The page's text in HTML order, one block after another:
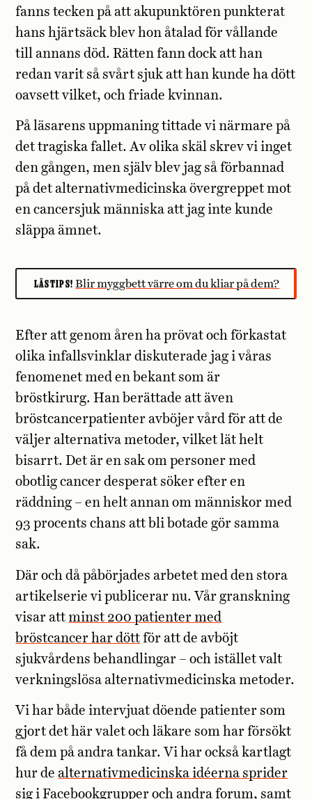
fanns tecken på att akupunktören punkterat
hans hjärtsäck blev hon åtalad för vållande
till annans död. Rätten fann dock att han
redan varit så svårt sjuk att han kunde ha dött
oavsett vilket, och friade kvinnan.
På läsarens uppmaning tittade vi närmare på
det tragiska fallet. Av olika skäl skrev vi inget
den gången, men själv blev jag så förbannad
på det alternativmedicinska övergreppet mot
en cancersjuk människa att jag inte kunde
släppa ämnet.
LÄSTIPS! Blir myggbett värre om du kliar på dem?
Efter att genom åren ha prövat och förkastat
olika infallsvinklar diskuterade jag i våras
fenomenet med en bekant som är
bröstkirurg. Han berättade att även
bröstcancerpatienter avböjer vård för att de
väljer alternativa metoder, vilket lät helt
bisarrt. Det är en sak om personer med
obotlig cancer desperat söker efter en
räddning – en helt annan om människor med
93 procents chans att bli botade gör samma
sak.
Där och då påbörjades arbetet med den stora
artikelserie vi publicerar nu. Vår granskning
visar att minst 200 patienter med
bröstcancer har dött för att de avböjt
sjukvårdens behandlingar – och istället valt
verkningslösa alternativmedicinska metoder.
Vi har både intervjuat döende patienter som
gjort det här valet och läkare som har försökt
få dem på andra tankar. Vi har också kartlagt
hur de alternativmedicinska idéerna sprider
sig i Facebookgrupper och andra forum, samt